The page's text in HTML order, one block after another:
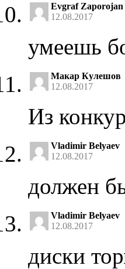
Evgraf Zaporojan
12.08.2017
умеешь
Макар Кулешов
12.08.2017
Из
Vladimir Belyaev
12.08.2017
должен
Vladimir Belyaev
12.08.2017
диски